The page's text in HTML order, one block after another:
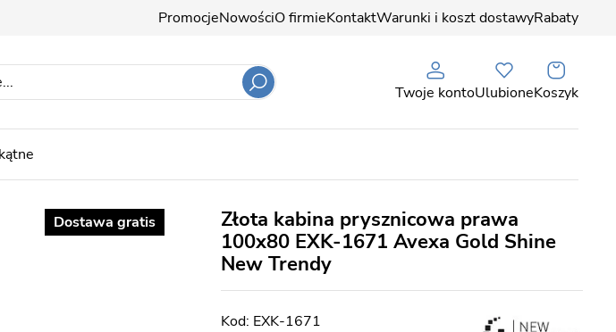
PromocjeNowościO firmieKontaktWarunki i koszt dostawyRabaty
Twoje kontoUlubioneKoszyk
Dostawa gratis
Złota kabina prysznicowa prawa
100x80 EXK-1671 Avexa Gold Shine
New Trendy
EXK-1671